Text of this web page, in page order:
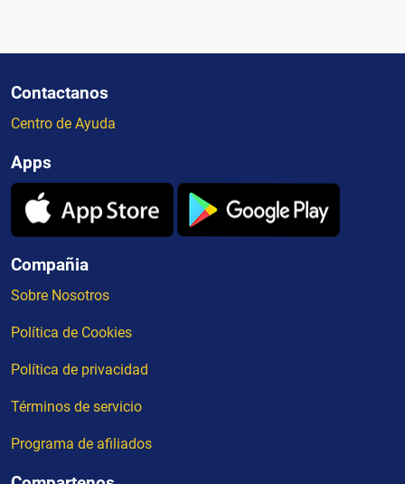
Contactanos
Centro de Ayuda
Apps
Compañia
Sobre Nosotros
Política de Cookies
Política de privacidad
Términos de servicio
Programa de afiliados